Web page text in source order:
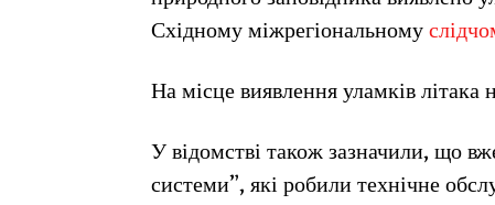
Східному міжрегіональному
На місце виявлення уламків
У відомстві також зазначили, що
системи”, які робили технічне